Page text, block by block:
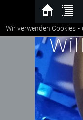
Wir verwenden Cookies